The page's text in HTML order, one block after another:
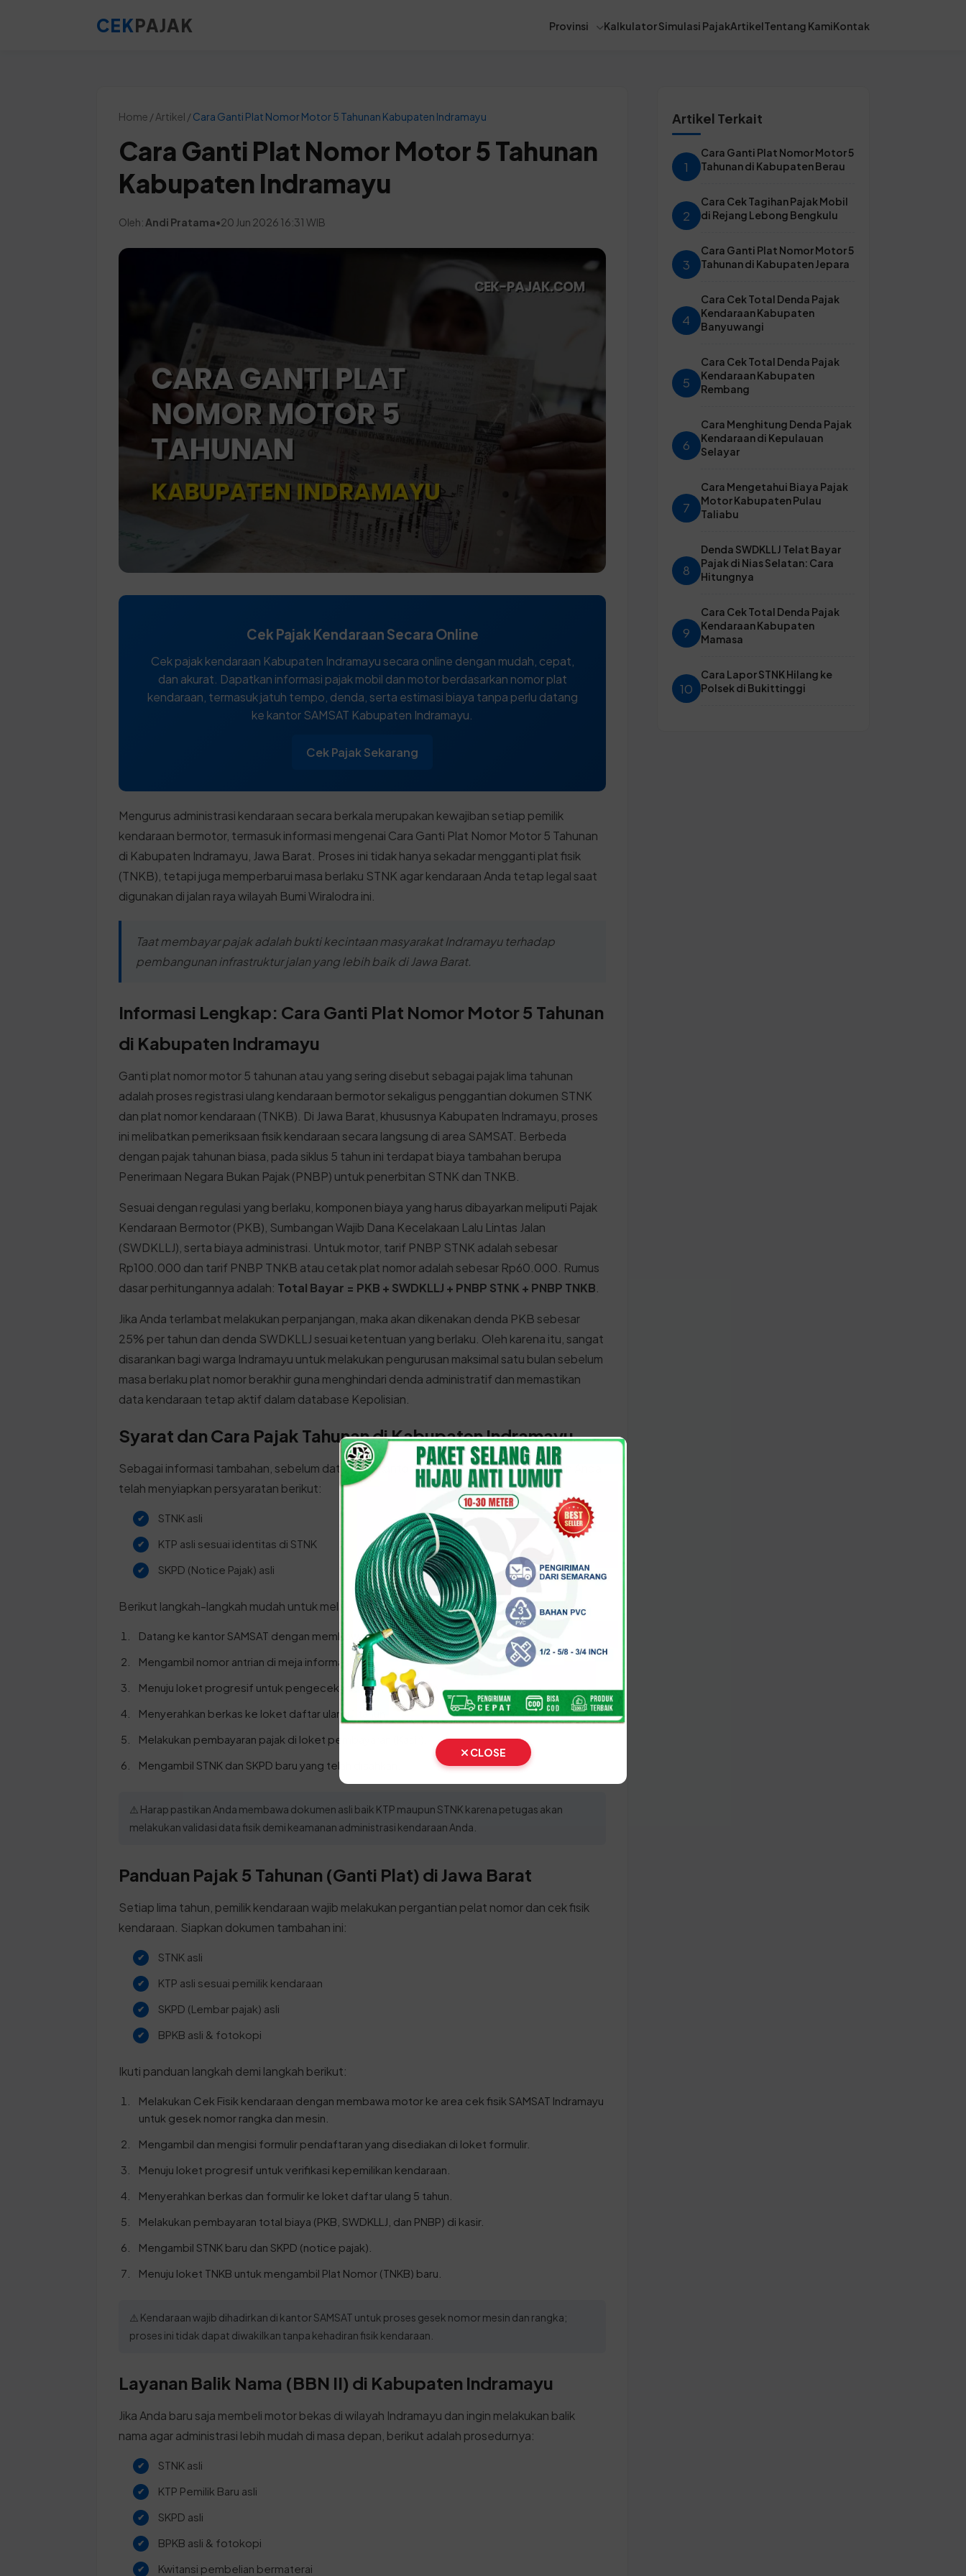
CEKPAJAK Provinsi Kalkulator Simulasi PajakArtikelTentang KamiKontak
Home / Artikel /Cara Ganti Plat Nomor Motor 5 Tahunan Kabupaten Indramayu
Cara Ganti Plat Nomor Motor 5 Tahunan
Kabupaten Indramayu
Oleh: Andi Pratama•20 Jun 2026 16:31 WIB
Cek Pajak Kendaraan Secara Online
Cek pajak kendaraan Kabupaten Indramayu secara online dengan mudah, cepat,
dan akurat. Dapatkan informasi pajak mobil dan motor berdasarkan nomor plat
kendaraan, termasuk jatuh tempo, denda, serta estimasi biaya tanpa perlu datang
ke kantor SAMSAT Kabupaten Indramayu.
Cek Pajak Sekarang
Mengurus administrasi kendaraan secara berkala merupakan kewajiban setiap pemilik
kendaraan bermotor, termasuk informasi mengenai Cara Ganti Plat Nomor Motor 5 Tahunan
di Kabupaten Indramayu, Jawa Barat. Proses ini tidak hanya sekadar mengganti plat fisik
(TNKB), tetapi juga memperbarui masa berlaku STNK agar kendaraan Anda tetap legal saat
digunakan di jalan raya wilayah Bumi Wiralodra ini.
Taat membayar pajak adalah bukti kecintaan masyarakat Indramayu terhadap
pembangunan infrastruktur jalan yang lebih baik di Jawa Barat.
Informasi Lengkap: Cara Ganti Plat Nomor Motor 5 Tahunan
di Kabupaten Indramayu
Ganti plat nomor motor 5 tahunan atau yang sering disebut sebagai pajak lima tahunan
adalah proses registrasi ulang kendaraan bermotor sekaligus penggantian dokumen STNK
dan plat nomor kendaraan (TNKB). Di Jawa Barat, khususnya Kabupaten Indramayu, proses
ini melibatkan pemeriksaan fisik kendaraan secara langsung di area SAMSAT. Berbeda
dengan pajak tahunan biasa, pada siklus 5 tahun ini terdapat biaya tambahan berupa
Penerimaan Negara Bukan Pajak (PNBP) untuk penerbitan STNK dan TNKB.
Sesuai dengan regulasi yang berlaku, komponen biaya yang harus dibayarkan meliputi Pajak
Kendaraan Bermotor (PKB), Sumbangan Wajib Dana Kecelakaan Lalu Lintas Jalan
(SWDKLLJ), serta biaya administrasi. Untuk motor, tarif PNBP STNK adalah sebesar
Rp100.000 dan tarif PNBP TNKB atau cetak plat nomor adalah sebesar Rp60.000. Rumus
dasar perhitungannya adalah: Total Bayar = PKB + SWDKLLJ + PNBP STNK + PNBP TNKB
Jika Anda terlambat melakukan perpanjangan, maka akan dikenakan denda PKB sebesar
25% per tahun dan denda SWDKLLJ sesuai ketentuan yang berlaku. Oleh karena itu, sangat
disarankan bagi warga Indramayu untuk melakukan pengurusan maksimal satu bulan sebelum
masa berlaku plat nomor berakhir guna menghindari denda administratif dan memastikan
data kendaraan tetap aktif dalam database Kepolisian.
Syarat dan Cara Pajak Tahunan di Kabupaten Indramayu
Sebagai informasi tambahan, sebelum datang ke kantor SAMSAT Jawa Barat, pastikan Anda
telah menyiapkan persyaratan berikut:
STNK asli
KTP asli sesuai identitas di STNK
SKPD (Notice Pajak) asli
Berikut langkah-langkah mudah untuk melakukan prosesnya:
Datang ke kantor SAMSAT dengan membawa berkas persyaratan lengkap.
Mengambil nomor antrian di meja informasi.
Menuju loket progresif untuk pengecekan data kepemilikan.
Menyerahkan berkas ke loket daftar ulang 1 tahun.
Melakukan pembayaran pajak di loket pembayaran (Kasir).
Mengambil STNK dan SKPD baru yang telah disahkan.
⚠️ Harap pastikan Anda membawa dokumen asli baik KTP maupun STNK karena petugas akan
melakukan validasi data fisik demi keamanan administrasi kendaraan Anda.
Panduan Pajak 5 Tahunan (Ganti Plat) di Jawa Barat
Setiap lima tahun, pemilik kendaraan wajib melakukan pergantian pelat nomor dan cek fisik
kendaraan. Siapkan dokumen tambahan ini:
STNK asli
KTP asli sesuai pemilik kendaraan
SKPD (Lembar pajak) asli
BPKB asli & fotokopi
Ikuti panduan langkah demi langkah berikut:
Melakukan Cek Fisik kendaraan dengan membawa motor ke area cek fisik SAMSAT Indramayu
untuk gesek nomor rangka dan mesin.
Mengambil dan mengisi formulir pendaftaran yang disediakan di loket formulir.
Menuju loket progresif untuk verifikasi kepemilikan kendaraan.
Menyerahkan berkas dan formulir ke loket daftar ulang 5 tahun.
Melakukan pembayaran total biaya (PKB, SWDKLLJ, dan PNBP) di kasir.
Mengambil STNK baru dan SKPD (notice pajak).
Menuju loket TNKB untuk mengambil Plat Nomor (TNKB) baru.
⚠️ Kendaraan wajib dihadirkan di kantor SAMSAT untuk proses gesek nomor mesin dan rangka;
proses ini tidak dapat diwakilkan tanpa kehadiran fisik kendaraan.
Layanan Balik Nama (BBN II) di Kabupaten Indramayu
Jika Anda baru saja membeli motor bekas di wilayah Indramayu dan ingin melakukan balik
nama agar administrasi lebih mudah di masa depan, berikut adalah prosedurnya:
STNK asli
KTP Pemilik Baru asli
SKPD asli
BPKB asli & fotokopi
Kwitansi pembelian bermaterai
Artikel Terkait
1
Cara Ganti Plat Nomor Motor 5
Tahunan di Kabupaten Berau
2
Cara Cek Tagihan Pajak Mobil
di Rejang Lebong Bengkulu
3
Cara Ganti Plat Nomor Motor 5
Tahunan di Kabupaten Jepara
4
Cara Cek Total Denda Pajak
Kendaraan Kabupaten
Banyuwangi
5
Cara Cek Total Denda Pajak
Kendaraan Kabupaten
Rembang
6
Cara Menghitung Denda Pajak
Kendaraan di Kepulauan
Selayar
7
Cara Mengetahui Biaya Pajak
Motor Kabupaten Pulau
Taliabu
8
Denda SWDKLLJ Telat Bayar
Pajak di Nias Selatan: Cara
Hitungnya
9
Cara Cek Total Denda Pajak
Kendaraan Kabupaten
Mamasa
10
Cara Lapor STNK Hilang ke
Polsek di Bukittinggi
CLOSE